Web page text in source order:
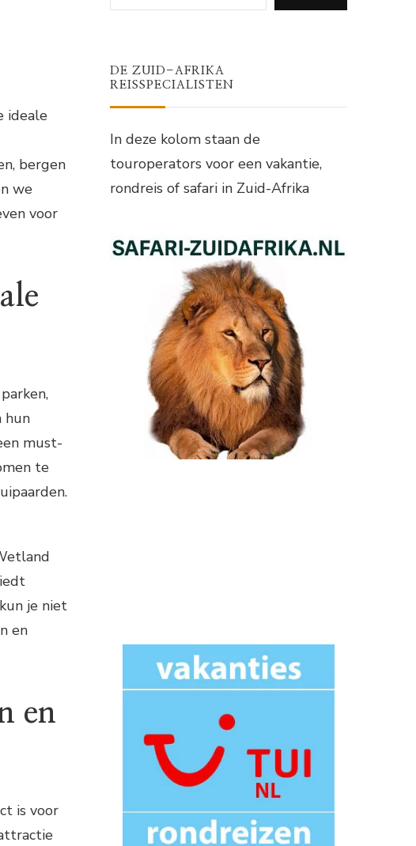
ideale
bergen
we
voor
hun
must-
te
je niet
en
en
is voor
DE ZUID-AFRIKA
REISSPECIALISTEN
In deze kolom staan de
touroperators voor een vakantie,
rondreis of safari in Zuid-Afrika